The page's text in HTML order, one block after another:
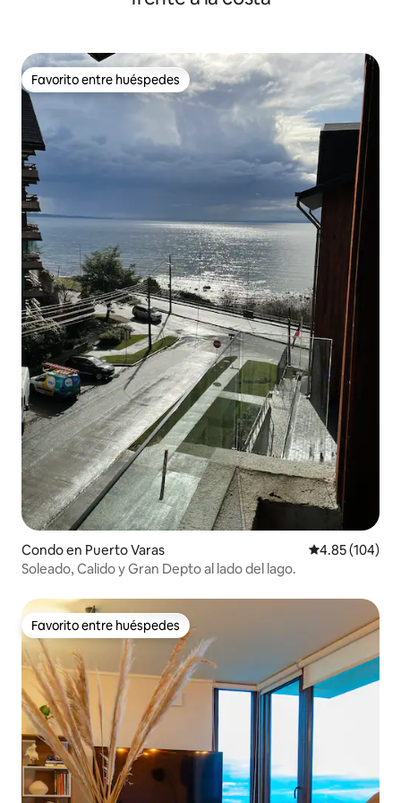
Favorito entre huéspedes
Favorito entre huéspedes
Condo en Puerto Varas Calificación
4.85 (104)
Soleado, Calido y Gran Depto al lado del lago.
Favorito entre huéspedes
Favorito entre huéspedes